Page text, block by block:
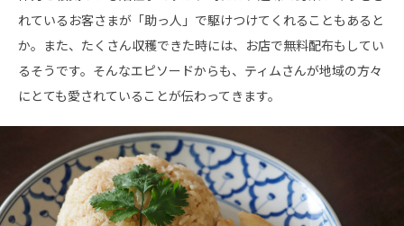
れているお客さまが「助っ人」で駆けつけてくれることもあると
か。また、たくさん収穫できた時には、お店で無料配布もしてい
るそうです。そんなエピソードからも、ティムさんが地域の方々
にとても愛されていることが伝わってきます。